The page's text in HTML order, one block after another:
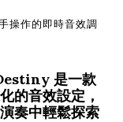
操作的即時音效調
是一款
的音效設定，
奏中輕鬆探索